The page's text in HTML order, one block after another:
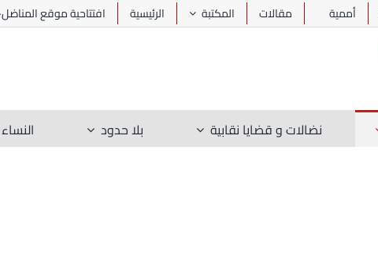
أممية مقالات المكتبة الرئيسية افتتاحية موقع
نضالات و قضايا نقابية بلا حدود النساء